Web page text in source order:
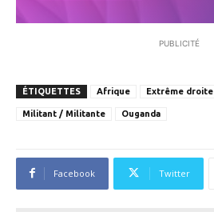
PUBLICITÉ
ÉTIQUETTES Afrique Extrême droite
Militant / Militante Ouganda
Facebook Twitter